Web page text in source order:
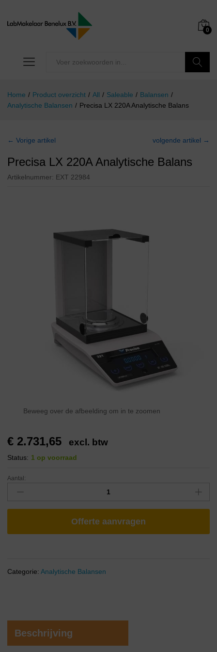
0
Home / Product overzicht / All / Saleable / Balansen /
Analytische Balansen / Precisa LX 220A Analytische Balans
← Vorige artikel volgende artikel →
Precisa LX 220A Analytische Balans
Artikelnummer: EXT 22984
Beweeg over de afbeelding om in te zoomen
€ 2.731,65 excl. btw
Status: 1 op voorraad
Aantal:
Offerte aanvragen
Categorie: Analytische Balansen
Beschrijving